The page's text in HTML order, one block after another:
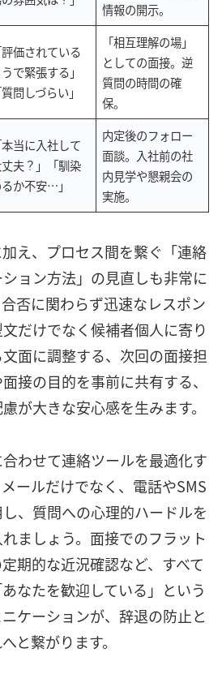
情報の開示。
評価されている
で緊張する」
質問しづらい」
「相互理解の場」
としての面接。逆
質問の時間の確
保。
本当に入社して
夫？」「馴染
か不安…」
内定後のフォロー
面談。入社前の社
内見学や懇親会の
実施。
え、プロセス間を繋ぐ「連絡
ョン方法」の見直しも非常に
否に関わらず迅速なレスポン
だけでなく候補者個人に寄り
面に調整する、次回の面接担
接の目的を事前に共有する、
が大きな安心感を生みます。
わせて連絡ツールを最適化す
ールだけでなく、電話やSMS
、質問への心理的ハードルを
ましょう。面接でのフラット
期的な近況確認など、すべて
なたを歓迎している」という
ケーションが、辞退の防止と
と繋がります。